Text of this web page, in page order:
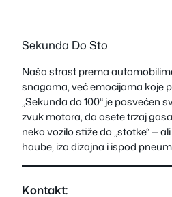
Sekunda Do Sto
Naša strast prema
snagama, već emocijama koje
„Sekunda do 100“ je posvećen
zvuk motora, da osete trzaj
neko vozilo stiže do „stotke“ —
haube, iza dizajna i ispod
Kontakt: